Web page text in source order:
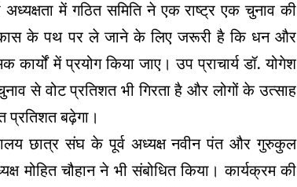
अध्यक्षता में गठित समिति ने एक राष्ट्र एक चुनाव की
के पथ पर ले जाने के लिए जरूरी है कि धन और
में प्रयोग किया जाए। उप प्राचार्य डॉ. योगेश
से वोट प्रतिशत भी गिरता है और लोगों के उत्साह
प्रतिशत बढ़ेगा।
छात्र संघ के पूर्व अध्यक्ष नवीन पंत और गुरुकुल
मोहित चौहान ने भी संबोधित किया। कार्यक्रम की